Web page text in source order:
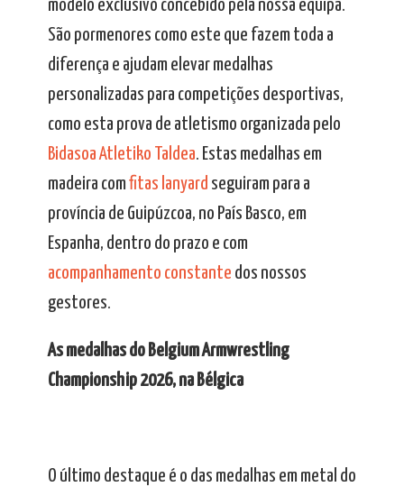
modelo exclusivo concebido pela nossa equipa.
São pormenores como este que fazem toda a
diferença e ajudam elevar medalhas
personalizadas para competições desportivas,
como esta prova de atletismo organizada pelo
Bidasoa Atletiko Taldea. Estas medalhas em
madeira com fitas lanyard seguiram para a
província de Guipúzcoa, no País Basco, em
Espanha, dentro do prazo e com
acompanhamento constante dos nossos
gestores.
As medalhas do Belgium Armwrestling
Championship 2026, na Bélgica
O último destaque é o das medalhas em metal do